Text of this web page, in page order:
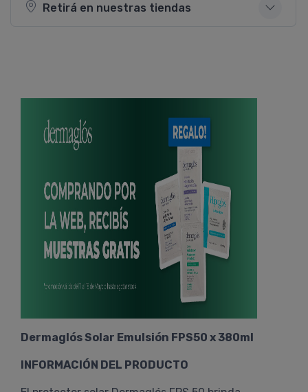
Retirá en nuestras tiendas
Dermaglós Solar Emulsión FPS50 x 380ml
INFORMACIÓN DEL PRODUCTO